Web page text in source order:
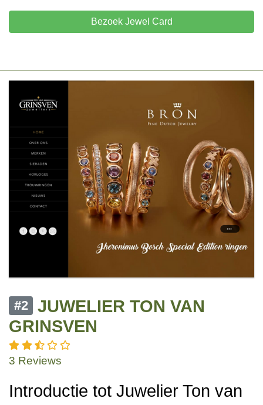
Bezoek Jewel Card
#2
JUWELIER TON VAN
GRINSVEN
3 Reviews
Introductie tot Juwelier Ton van